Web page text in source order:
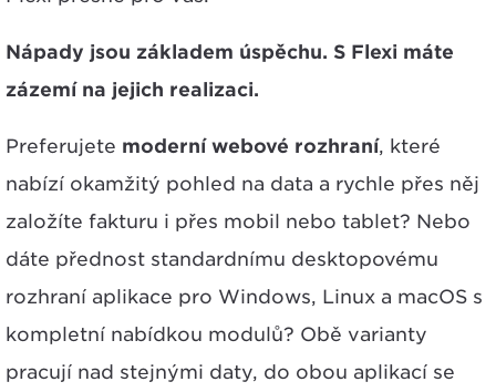
Nápady jsou základem úspěchu. S Flexi máte
zázemí na jejich realizaci.
Preferujete moderní webové rozhraní, které
nabízí okamžitý pohled na data a rychle přes něj
založíte fakturu i přes mobil nebo tablet? Nebo
dáte přednost standardnímu desktopovému
rozhraní aplikace pro Windows, Linux a macOS s
kompletní nabídkou modulů? Obě varianty
pracují nad stejnými daty, do obou aplikací se